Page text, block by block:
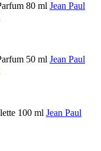
Jean Paul
Jean Paul
Jean Paul